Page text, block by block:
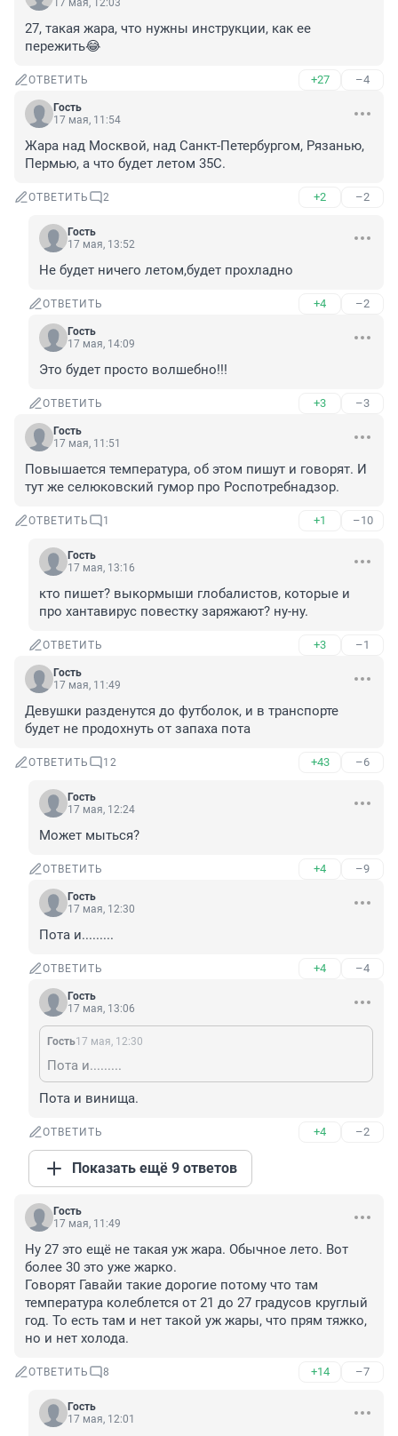
17 мая, 12:03
27, такая жара, что нужны инструкции, как ее
пережить😂
ОТВЕТИТЬ +27 –4
Гость
17 мая, 11:54
Жара над Москвой, над Санкт-Петербургом, Рязанью,
Пермью, а что будет летом 35С.
ОТВЕТИТЬ 2 +2 –2
Гость
17 мая, 13:52
Не будет ничего летом,будет прохладно
ОТВЕТИТЬ +4 –2
Гость
17 мая, 14:09
Это будет просто волшебно!!!
ОТВЕТИТЬ +3 –3
Гость
17 мая, 11:51
Повышается температура, об этом пишут и говорят. И
тут же селюковский гумор про Роспотребнадзор.
ОТВЕТИТЬ 1 +1 –10
Гость
17 мая, 13:16
кто пишет? выкормыши глобалистов, которые и
про хантавирус повестку заряжают? ну-ну.
ОТВЕТИТЬ +3 –1
Гость
17 мая, 11:49
Девушки разденутся до футболок, и в транспорте
будет не продохнуть от запаха пота
ОТВЕТИТЬ 12 +43 –6
Гость
17 мая, 12:24
Может мыться?
ОТВЕТИТЬ +4 –9
Гость
17 мая, 12:30
Пота и.........
ОТВЕТИТЬ +4 –4
Гость
17 мая, 13:06
Гость17 мая, 12:30
Пота и.........
Пота и винища.
ОТВЕТИТЬ +4 –2
Показать ещё 9 ответов
Гость
17 мая, 11:49
Ну 27 это ещё не такая уж жара. Обычное лето. Вот
более 30 это уже жарко.
Говорят Гавайи такие дорогие потому что там
температура колеблется от 21 до 27 градусов круглый
год. То есть там и нет такой уж жары, что прям тяжко,
но и нет холода.
ОТВЕТИТЬ 8 +14 –7
Гость
17 мая, 12:01